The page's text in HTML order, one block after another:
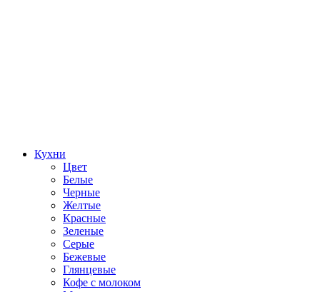
Кухни
Цвет
Белые
Черные
Желтые
Красные
Зеленые
Серые
Бежевые
Глянцевые
Кофе с молоком